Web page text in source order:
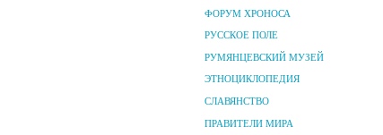
ФОРУМ ХРОНОСА
РУССКОЕ ПОЛЕ
РУМЯНЦЕВСКИЙ МУЗЕЙ
ЭТНОЦИКЛОПЕДИЯ
СЛАВЯНСТВО
ПРАВИТЕЛИ МИРА